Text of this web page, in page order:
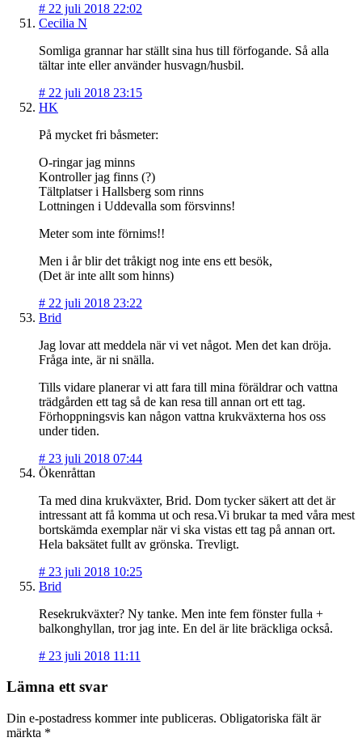
# 22 juli 2018 22:02
Cecilia N
Somliga grannar har ställt sina hus till förfogande. Så alla
tältar inte eller använder husvagn/husbil.
# 22 juli 2018 23:15
HK
På mycket fri båsmeter:
O-ringar jag minns
Kontroller jag finns (?)
Tältplatser i Hallsberg som rinns
Lottningen i Uddevalla som försvinns!
Meter som inte förnims!!
Men i år blir det tråkigt nog inte ens ett besök,
(Det är inte allt som hinns)
# 22 juli 2018 23:22
Brid
Jag lovar att meddela när vi vet något. Men det kan dröja.
Fråga inte, är ni snälla.
Tills vidare planerar vi att fara till mina föräldrar och vattna
trädgården ett tag så de kan resa till annan ort ett tag.
Förhoppningsvis kan någon vattna krukväxterna hos oss
under tiden.
# 23 juli 2018 07:44
Ökenråttan
Ta med dina krukväxter, Brid. Dom tycker säkert att det är
intressant att få komma ut och resa.Vi brukar ta med våra mest
bortskämda exemplar när vi ska vistas ett tag på annan ort.
Hela baksätet fullt av grönska. Trevligt.
# 23 juli 2018 10:25
Brid
Resekrukväxter? Ny tanke. Men inte fem fönster fulla +
balkonghyllan, tror jag inte. En del är lite bräckliga också.
# 23 juli 2018 11:11
Lämna ett svar
Din e-postadress kommer inte publiceras. Obligatoriska fält är
märkta *